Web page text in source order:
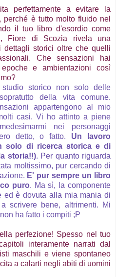
perfettamente a evitare la
è tutto molto fluido nel
il tuo libro d'esordio come
Fiore di Scozia rivela una
storici oltre che quelli
Che sensazioni hai
e ambientazioni così
storico non solo delle
della vita comune.
appartengono al mio
casi. Vi ho attinto a piene
nei personaggi
detto, o fatto. Un lavoro
solo di ricerca storica e di
storia!!). Per quanto riguarda
moltissimo, pur cercando di
E' pur sempre un libro
puro. Ma sì, la componente
ed è dovuta alla mia mania di
scrivere bene, altrimenti. Mi
ha fatto i compiti ;P
perfezione! Spesso nel tuo
interamente narrati dal
maschili e viene spontaneo
a calarti negli abiti di uomini